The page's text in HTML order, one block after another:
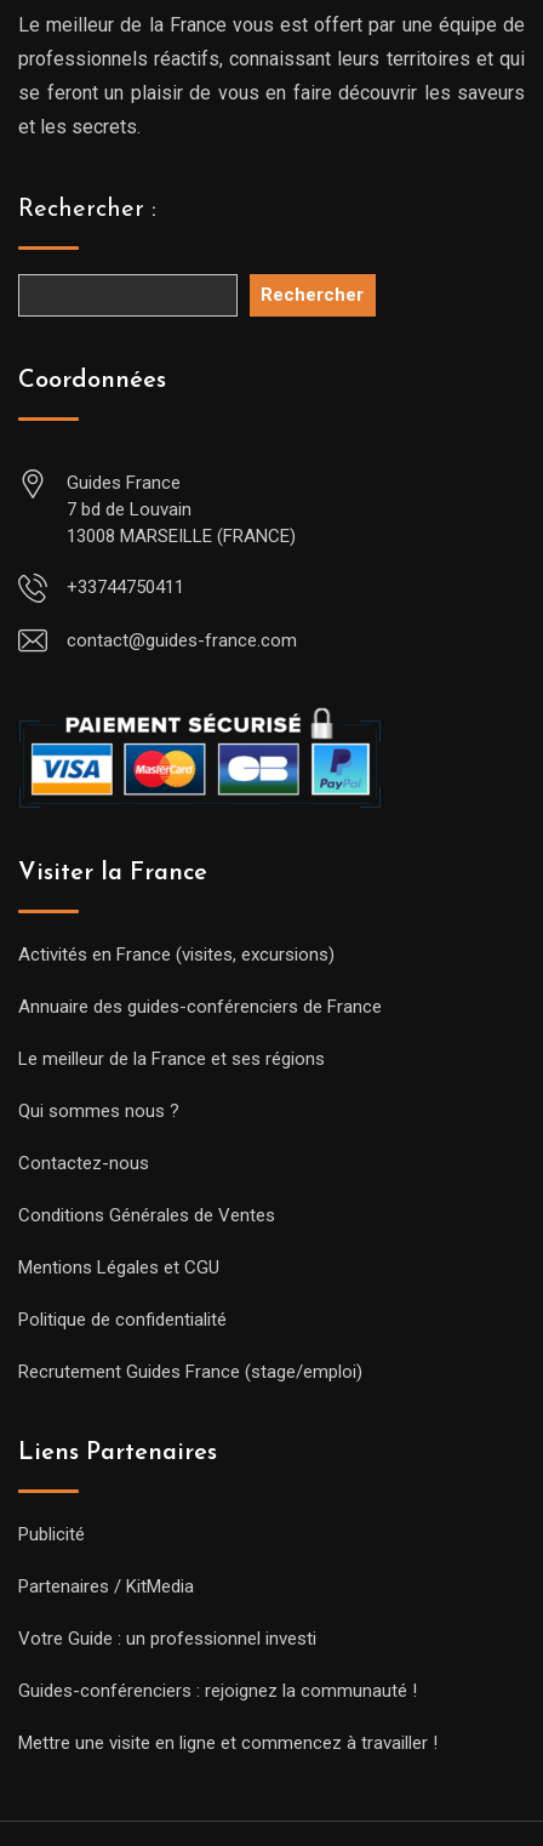
Le meilleur de la France vous est offert par une équipe de
professionnels réactifs, connaissant leurs territoires et qui
se feront un plaisir de vous en faire découvrir les saveurs
et les secrets.
Rechercher :
Rechercher
Coordonnées
Guides France
7 bd de Louvain
13008 MARSEILLE (FRANCE)
+33744750411
contact@guides-france.com
Visiter la France
Activités en France (visites, excursions)
Annuaire des guides-conférenciers de France
Le meilleur de la France et ses régions
Qui sommes nous ?
Contactez-nous
Conditions Générales de Ventes
Mentions Légales et CGU
Politique de confidentialité
Recrutement Guides France (stage/emploi)
Liens Partenaires
Publicité
Partenaires / KitMedia
Votre Guide : un professionnel investi
Guides-conférenciers : rejoignez la communauté !
Mettre une visite en ligne et commencez à travailler !